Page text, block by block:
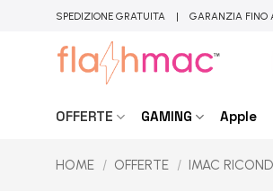
SPEDIZIONE GRATUITA | GARANZIA
OFFERTE GAMING Apple
HOME / OFFERTE / IMAC